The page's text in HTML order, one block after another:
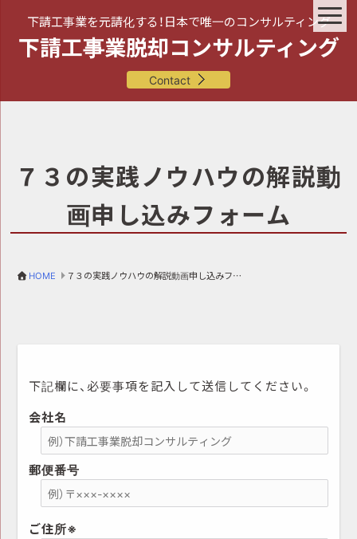
下請工事業を元請化する！日本で唯一のコンサルティング
下請工事業脱却コンサルティング
Contact
７３の実践ノウハウの解説動
画申し込みフォーム
HOME ７３の実践ノウハウの解説動画申し込みフォーム
下記欄に、必要事項を記入して送信してください。
会社名
郵便番号
ご住所※